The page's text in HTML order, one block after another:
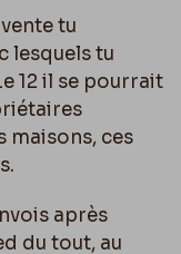
tu
lesquels tu
12 il se pourrait
maisons, ces
après
du tout, au